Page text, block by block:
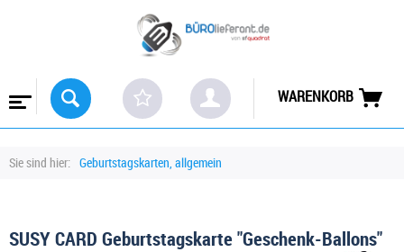
WARENKORB
Sie sind hier: Geburtstagskarten, allgemein
SUSY CARD Geburtstagskarte "Geschenk-Ballons"